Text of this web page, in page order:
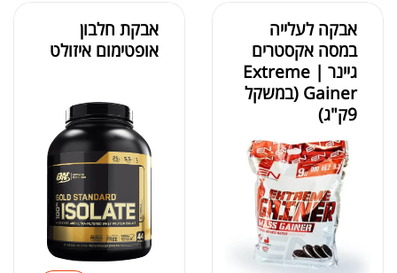
אבקה לעלייה
במסה אקסטרים
גיינר | Extreme
Gainer (במשקל
9ק"ג)
אבקת חלבון
אופטימום איזולט